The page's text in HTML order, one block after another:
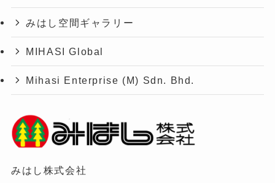
みはし空間ギャラリー
MIHASI Global
Mihasi Enterprise (M) Sdn. Bhd.
みはし株式会社